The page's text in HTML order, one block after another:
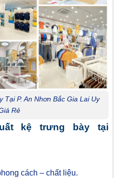
Tại P. An Nhơn Bắc Gia Lai Uy
Rẻ
kệ trưng bày tại
cách – chất liệu.